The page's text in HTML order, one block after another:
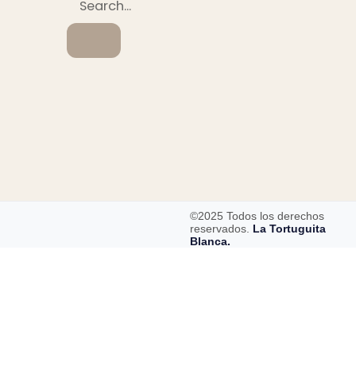
©2025 Todos los derechos
reservados. La Tortuguita
Blanca.